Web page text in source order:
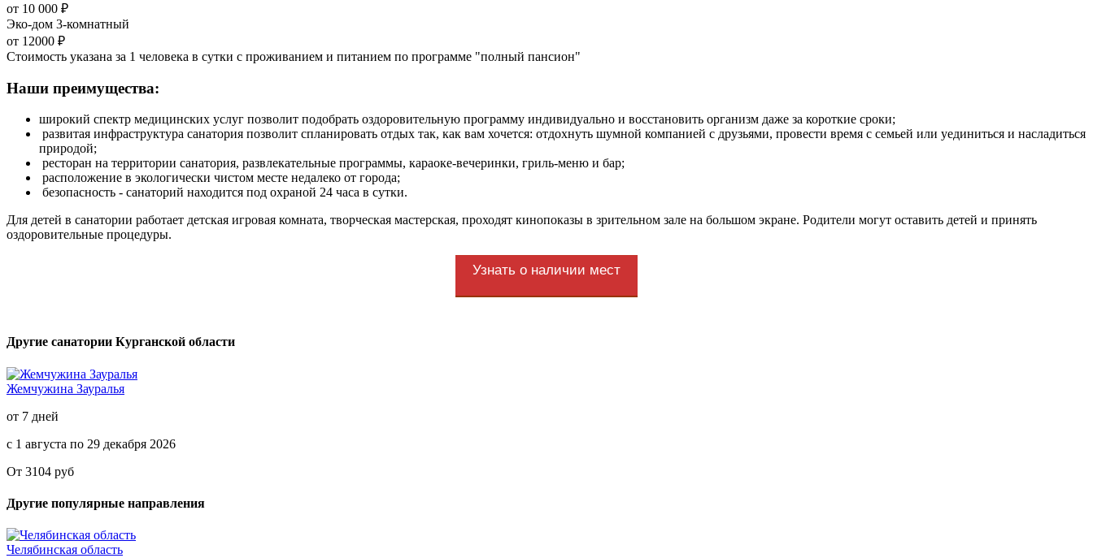
от 10 000 ₽
Эко-дом 3-комнатный
от 12000 ₽
Стоимость указана за 1 человека в сутки с проживанием и питанием по программе "полный пансион"
Наши преимущества:
широкий спектр медицинских услуг позволит подобрать оздоровительную программу индивидуально и восстановить организм даже за короткие сроки;
развитая инфраструктура санатория позволит спланировать отдых так, как вам хочется: отдохнуть шумной компанией с друзьями, провести время с семьей или уединиться и насладиться
природой;
ресторан на территории санатория, развлекательные программы, караоке-вечеринки, гриль-меню и бар;
расположение в экологически чистом месте недалеко от города;
безопасность - санаторий находится под охраной 24 часа в сутки.
Для детей в санатории работает детская игровая комната, творческая мастерская, проходят кинопоказы в зрительном зале на большом экране. Родители могут оставить детей и принять
оздоровительные процедуры.
Узнать о наличии мест
Другие санатории Курганской области
Жемчужина Зауралья
от 7 дней
с 1 августа по 29 декабря 2026
От 3104 руб
Другие популярные направления
Челябинская область